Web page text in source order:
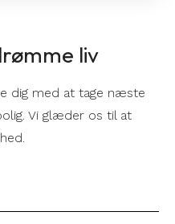
liv
dig med at tage næste
Vi glæder os til at